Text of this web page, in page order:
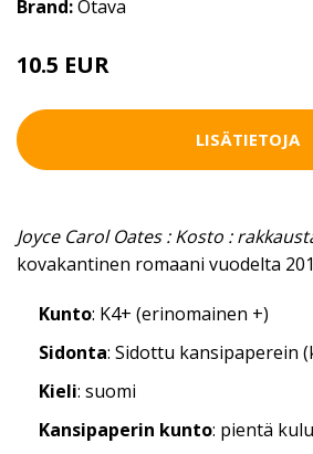
Brand:Otava
10.5 EUR
LISÄTIETOJA
Joyce Carol Oates : Kosto :
kovakantinen romaani vuodelta
Kunto: K4+ (erinomainen +)
Sidonta: Sidottu kansipaperein
Kieli: suomi
Kansipaperin kunto: pientä